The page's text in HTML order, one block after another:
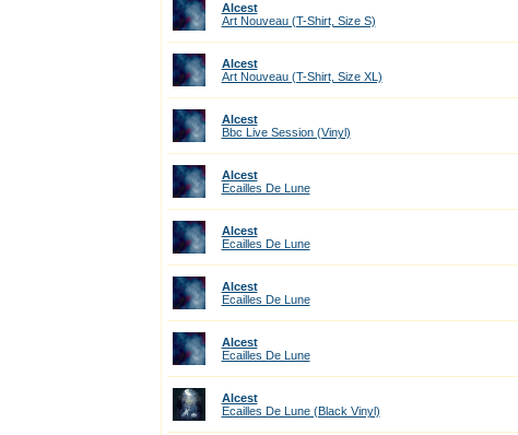
Alcest
Art Nouveau (T-Shirt, Size S)
Alcest
Art Nouveau (T-Shirt, Size XL)
Alcest
Bbc Live Session (Vinyl)
Alcest
Ecailles De Lune
Alcest
Ecailles De Lune
Alcest
Ecailles De Lune
Alcest
Ecailles De Lune
Alcest
Ecailles De Lune (Black Vinyl)